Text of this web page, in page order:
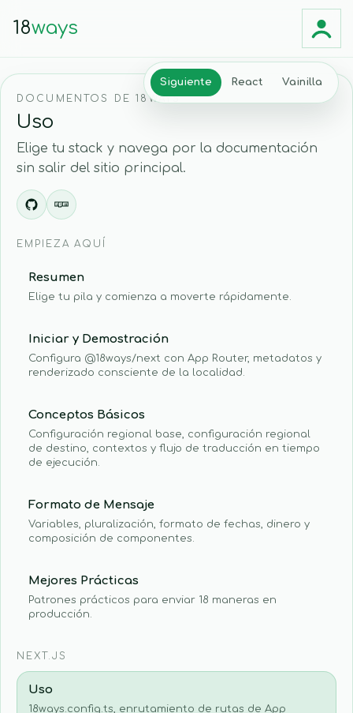
18ways
Siguiente React
Vainilla
DOCUMENTOS DE 18WAYS
Uso
Elige tu stack y navega por la documentación
sin salir del sitio principal.
EMPIEZA AQUÍ
Resumen
Elige tu pila y comienza a moverte rápidamente.
Iniciar y Demostración
Configura @18ways/next con App Router, metadatos y
renderizado consciente de la localidad.
Conceptos Básicos
Configuración regional base, configuración regional
de destino, contextos y flujo de traducción en tiempo
de ejecución.
Formato de Mensaje
Variables, pluralización, formato de fechas, dinero y
composición de componentes.
Mejores Prácticas
Patrones prácticos para enviar 18 maneras en
producción.
NEXT.JS
Uso
18ways.config.ts, enrutamiento de rutas de App